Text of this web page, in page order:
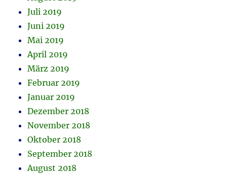
Juli 2019
Juni 2019
Mai 2019
April 2019
März 2019
Februar 2019
Januar 2019
Dezember 2018
November 2018
Oktober 2018
September 2018
August 2018